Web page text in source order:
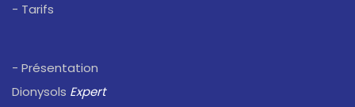
- Tarifs
- Présentation
Dionysols Expert